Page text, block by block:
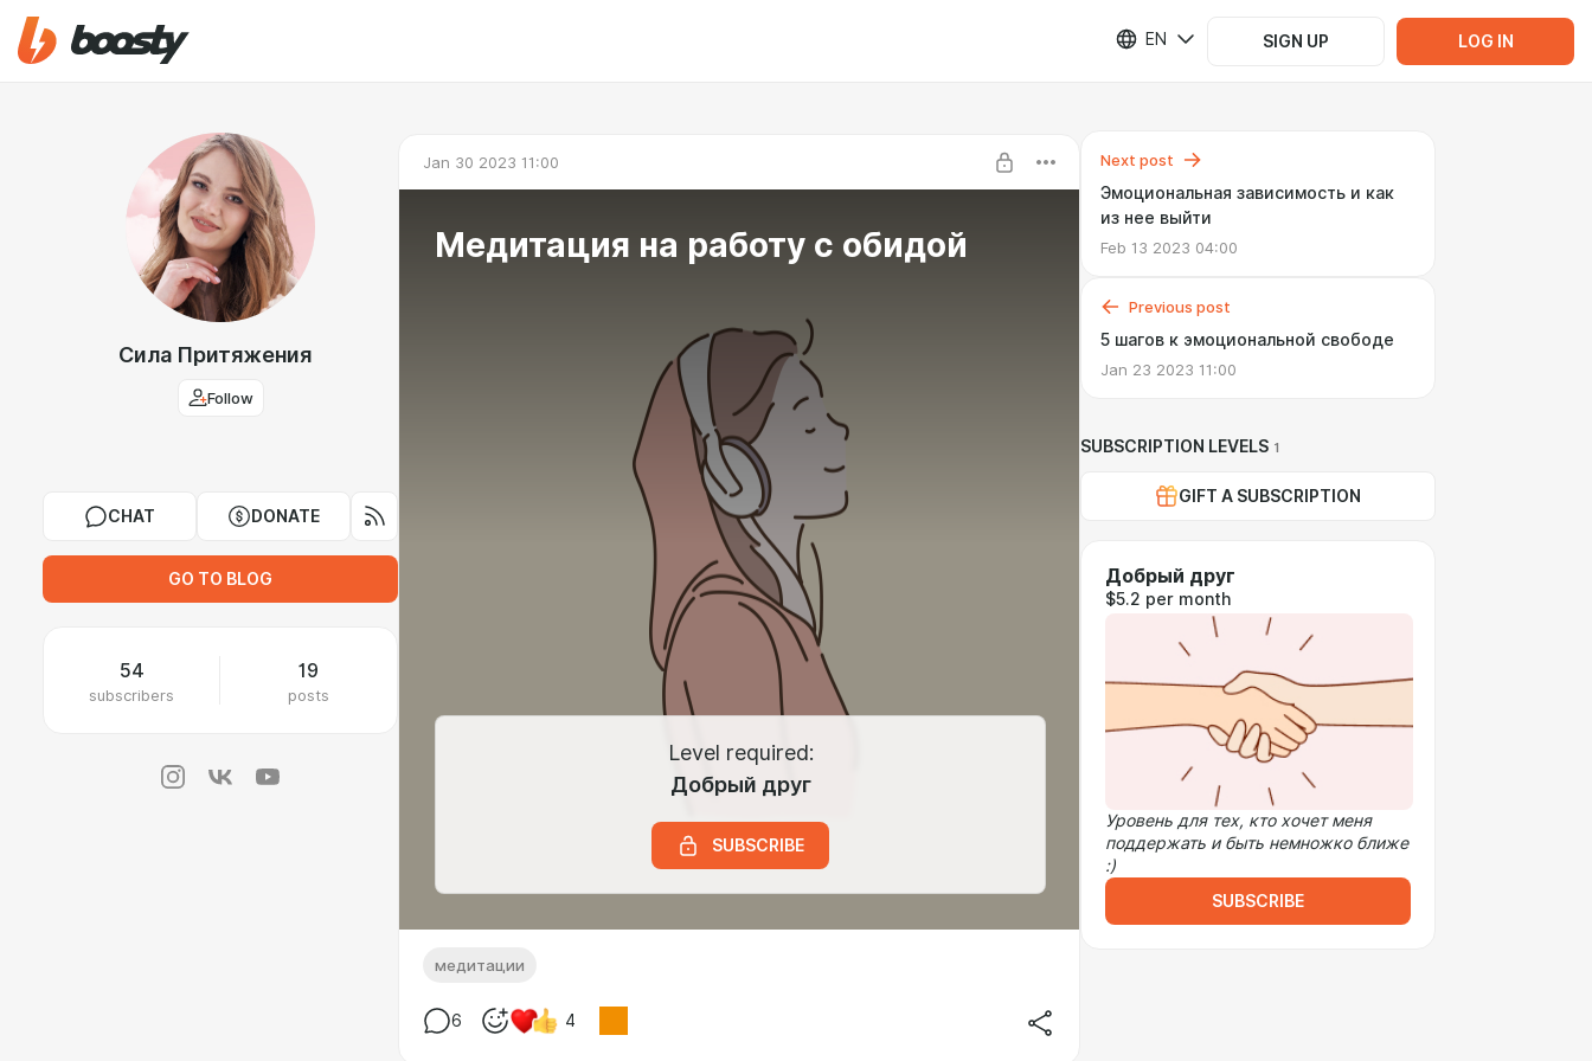
EN SIGN UP LOG IN
Сила Притяжения
Follow
CHAT DONATE
GO TO BLOG
54
subscribers
19
posts
Jan 30 2023 11:00
Медитация на работу с обидой
Level required:
Добрый друг
SUBSCRIBE
медитации
6 4
Next post
Эмоциональная зависимость и как
из нее выйти
Feb 13 2023 04:00
Previous post
5 шагов к эмоциональной свободе
Jan 23 2023 11:00
SUBSCRIPTION LEVELS 1
GIFT A SUBSCRIPTION
Добрый друг
$5.2 per month
Уровень для тех, кто хочет меня
поддержать и быть немножко ближе
:)
SUBSCRIBE